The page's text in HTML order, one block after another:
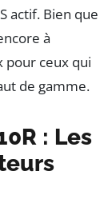
actif. Bien que
à
pour ceux qui
de gamme.
: Les